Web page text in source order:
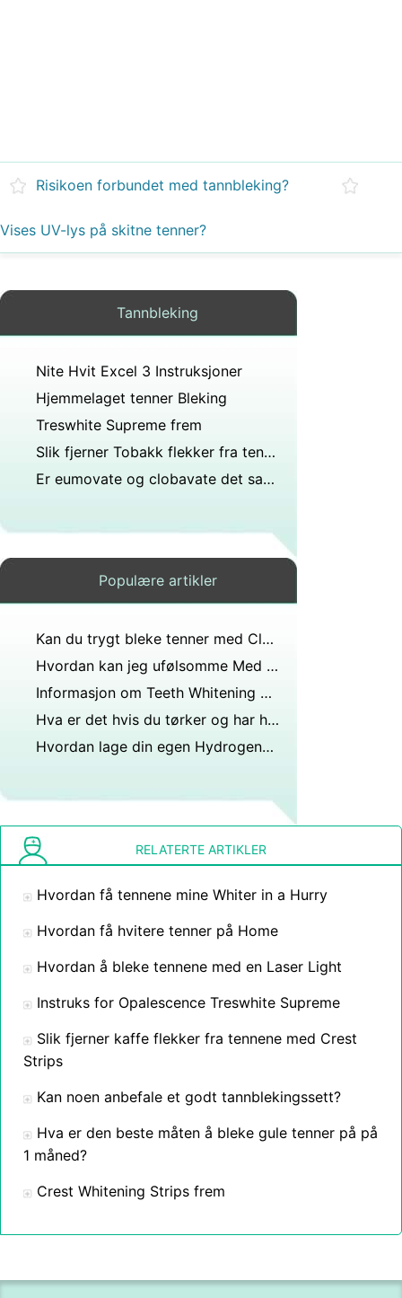
Risikoen forbundet med tannbleking?
Vises UV-lys på skitne tenner?
Tannbleking
Nite Hvit Excel 3 Instruksjoner
Hjemmelaget tenner Bleking
Treswhite Supreme frem
Slik fjerner Tobakk flekker fra tennene
Er eumovate og clobavate det samme?
Populære artikler
Kan du trygt bleke tenner med Clorox?
Hvordan kan jeg ufølsomme Med Gel Sprøyter
Informasjon om Teeth Whitening Products
Hva er det hvis du tørker og har hvite ting røde blødninger?
Hvordan lage din egen Hydrogenperoksid Teeth Gel hjemme
RELATERTE ARTIKLER
Hvordan få tennene mine Whiter in a Hurry
Hvordan få hvitere tenner på Home
Hvordan å bleke tennene med en Laser Light
Instruks for Opalescence Treswhite Supreme
Slik fjerner kaffe flekker fra tennene med Crest
Strips
Kan noen anbefale et godt tannblekingssett?
Hva er den beste måten å bleke gule tenner på på
1 måned?
Crest Whitening Strips frem